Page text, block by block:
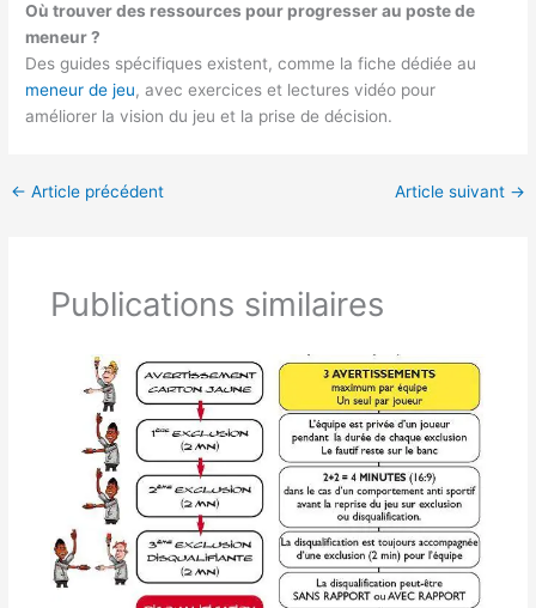
Où trouver des ressources pour progresser au poste de
meneur ?
Des guides spécifiques existent, comme la fiche dédiée au
meneur de jeu, avec exercices et lectures vidéo pour
améliorer la vision du jeu et la prise de décision.
← Article précédent Article suivant →
Publications similaires